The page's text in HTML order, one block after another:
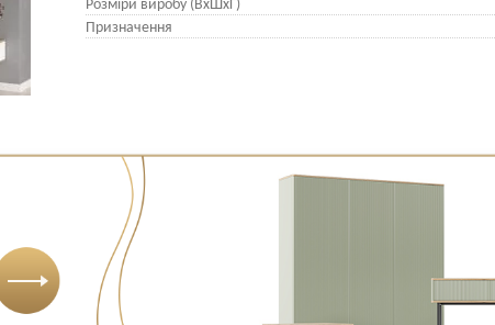
Розміри виробу (ВхШхГ)
Призначення